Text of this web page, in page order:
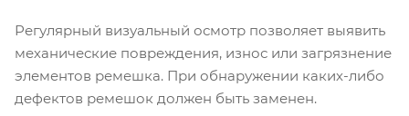
Регулярный визуальный осмотр позволяет выявить
механические повреждения, износ или загрязнение
элементов ремешка. При обнаружении каких-либо
дефектов ремешок должен быть заменен.